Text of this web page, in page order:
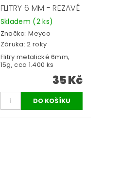
FLITRY 6 MM - REZAVÉ
Skladem (2 ks)
Značka:Meyco
Záruka: 2 roky
Flitry metalické 6mm,
15g, cca 1.400 ks
35 Kč